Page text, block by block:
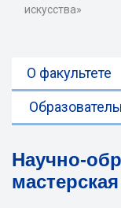
искусства»
О факультете
Научно-